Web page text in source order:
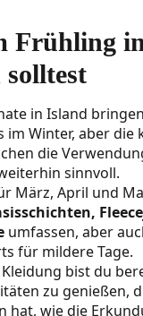
Frühling
solltest
in Island
im Winter, aber die
die
sinnvoll.
März, April und
umfassen, aber
für mildere Tage.
bist du
zu genießen,
hat, wie die